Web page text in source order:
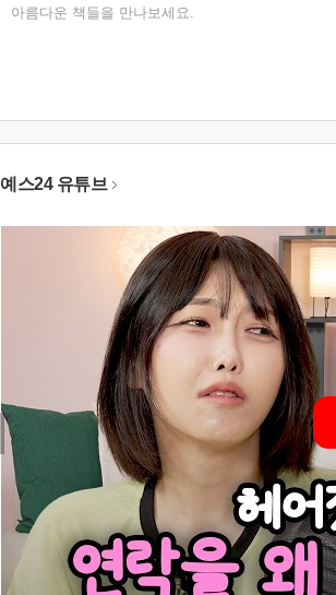
아름다운 책들을 만나보세요.
예스24 유튜브